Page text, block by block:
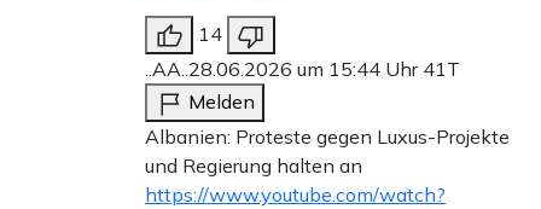
14
..AA..28.06.2026 um 15:44 Uhr 41T
Melden
Albanien: Proteste gegen Luxus-Projekte
und Regierung halten an
https://www.youtube.com/watch?